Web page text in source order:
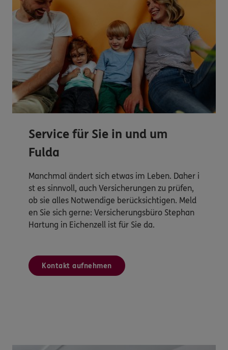
Service für Sie in und um
Fulda
Manchmal ändert sich etwas im Leben. Daher i
st es sinnvoll, auch Versicherungen zu prüfen,
ob sie alles Notwendige berücksichtigen. Meld
en Sie sich gerne: Versicherungsbüro Stephan
Hartung in Eichenzell ist für Sie da.
Kontakt aufnehmen